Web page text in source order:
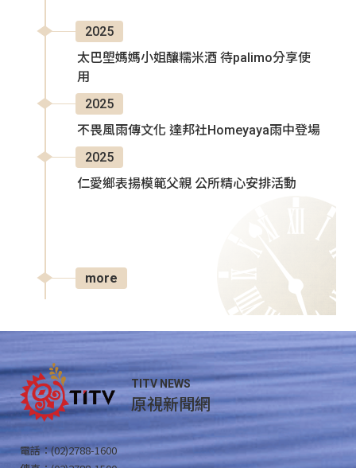
2025
太巴塱媽媽小姐釀糯米酒 待palimo分享使
用
2025
不畏風雨傳文化 達邦社Homeyaya雨中登場
2025
仁愛鄉表揚模範父親 公所精心安排活動
more
TITV NEWS
原視新聞網
電話：(02)2788-1600